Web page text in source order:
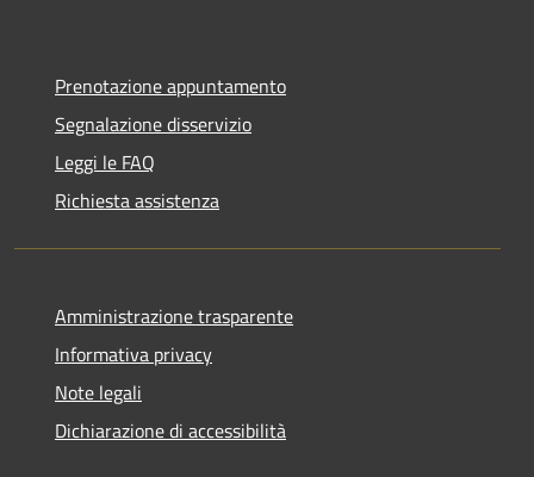
Prenotazione appuntamento
Segnalazione disservizio
Leggi le FAQ
Richiesta assistenza
Amministrazione trasparente
Informativa privacy
Note legali
Dichiarazione di accessibilità